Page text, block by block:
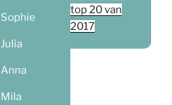
Sophie
Julia
Anna
Mila
top 20 van
2017